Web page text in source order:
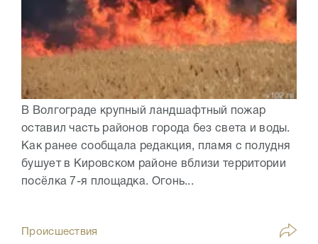
В Волгограде крупный ландшафтный пожар
оставил часть районов города без света и воды.
Как ранее сообщала редакция, пламя с полудня
бушует в Кировском районе вблизи территории
посёлка 7-я площадка. Огонь...
Происшествия